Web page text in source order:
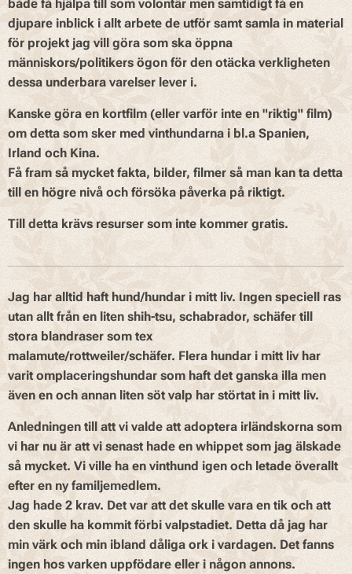
både få hjälpa till som volontär men samtidigt få en
djupare inblick i allt arbete de utför samt samla in material
för projekt jag vill göra som ska öppna
människors/politikers ögon för den otäcka verkligheten
dessa underbara varelser lever i.
Kanske göra en kortfilm (eller varför inte en "riktig" film)
om detta som sker med vinthundarna i bl.a Spanien,
Irland och Kina.
Få fram så mycket fakta, bilder, filmer så man kan ta detta
till en högre nivå och försöka påverka på riktigt.
Till detta krävs resurser som inte kommer gratis.
Jag har alltid haft hund/hundar i mitt liv. Ingen speciell ras
utan allt från en liten shih-tsu, schabrador, schäfer till
stora blandraser som tex
malamute/rottweiler/schäfer.Flera hundar i mitt liv har
varit omplaceringshundar som haft det ganska illa men
även en och annan liten söt valp har störtat in i mitt liv.
Anledningen till att vi valde att adoptera irländskorna som
vi har nu är att vi senast hade en whippet som jag älskade
så mycket. Vi ville ha en vinthund igen och letade överallt
efter en ny familjemedlem.
Jag hade 2 krav. Det var att det skulle vara en tik och att
den skulle ha kommit förbi valpstadiet. Detta då jag har
min värk och min ibland dåliga ork i vardagen. Det fanns
ingen hos varken uppfödare eller i någon annons.